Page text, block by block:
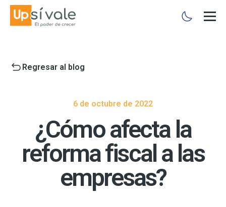
Regresar al blog
6 de octubre de 2022
¿Cómo afecta la
reforma fiscal a las
empresas?